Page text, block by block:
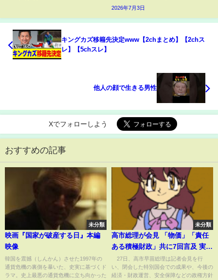
2026年7月3日
キングカズ移籍先決定www【2chまとめ】【2chス
レ】【5chスレ】
他人の顔で生きる男性
Xでフォローしよう
おすすめの記事
未分類
映画『国家が破産する日』本編
映像
韓国を震撼（しんかん）させた1997年の
通貨危機の裏側を暴いた、史実に基づくド
ラマ。史上最悪の通貨危機に立ち向かった
未分類
高市総理が会見 「物価」「責任
ある積極財政」共に7回言及 実績
アピール、今後の政権運営語る
(ABEMA TIMES)
27日、高市早苗総理は記者会見を行
い、閉会した特別国会での成果や、今後の
経済・財政運営、安全保障などの政権方針